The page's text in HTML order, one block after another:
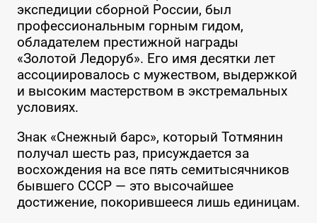
экспедиции сборной России, был
профессиональным горным гидом,
обладателем престижной награды
«Золотой Ледоруб». Его имя десятки лет
ассоциировалось с мужеством, выдержкой
и высоким мастерством в экстремальных
условиях.
Знак «Снежный барс», который Тотмянин
получал шесть раз, присуждается за
восхождения на все пять семитысячников
бывшего СССР — это высочайшее
достижение, покорившееся лишь единицам.